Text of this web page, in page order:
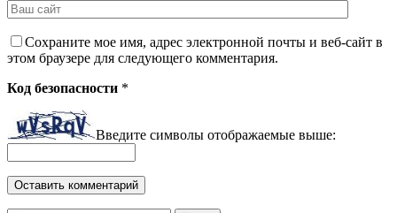
Сохраните мое имя, адрес электронной почты и веб-сайт в
этом браузере для следующего комментария.
Код безопасности *
Введите символы отображаемые выше: